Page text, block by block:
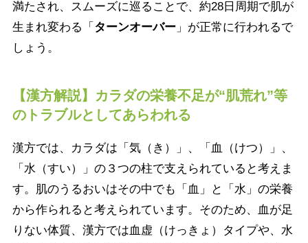
満たされ、スムーズに巡ることで、約28日周期で肌が
生まれ変わる「 ターンオーバー」が正常に行われるで
しょう。
【漢方解説】カラダの栄養不足が“肌荒れ”等
のトラブルとしてあらわれる
漢方では、カラダは「気（き）」、「血（けつ）」、
「水（すい）」の３つの柱で支えられていると考えま
す。肌のうるおいはその中でも「血」と「水」の栄養
から作られると考えられています。そのため、血が足
りない体質、漢方では血虚（けっきょ）タイプや、水